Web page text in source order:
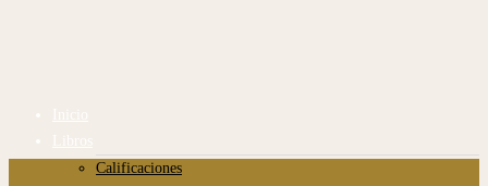
Inicio
Libros
Calificaciones